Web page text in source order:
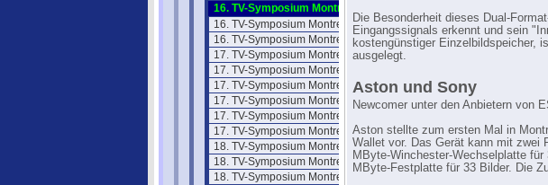
16. TV-Symposium Montreux 89/8
16. TV-Symposium Montreux 89/9
16. TV-Symposium Montreux 89/10
17. TV-Symposium Montreux 1991
17. TV-Symposium Montreux 91/2
17. TV-Symposium Montreux 91/3
17. TV-Symposium Montreux 91/4
17. TV-Symposium Montreux 91/5
17. TV-Symposium Montreux 91/6
18. TV-Symposium Montreux 1993
18. TV-Symposium Montreux 93/2
18. TV-Symposium Montreux 93/3
Die Besonderheit dieses Dual-
Eingangssignals erkennt und sein
kostengünstiger Einzelbildspeicher,
ausgelegt.
Aston und Sony
Newcomer unter den Anbietern von
Aston stellte zum ersten Mal in
Wallet vor. Das Gerät kann mit zwei
MByte-Winchester-Wechselplatte
MByte-Festplatte für 33 Bilder. Die